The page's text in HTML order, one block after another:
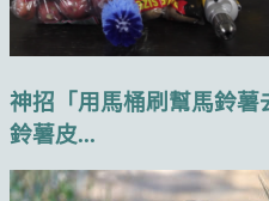
神招「用馬桶刷幫馬鈴
鈴薯皮...